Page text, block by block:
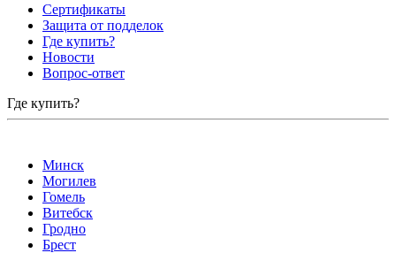
Сертификаты
Защита от подделок
Где купить?
Новости
Вопрос-ответ
Где купить?
Минск
Могилев
Гомель
Витебск
Гродно
Брест